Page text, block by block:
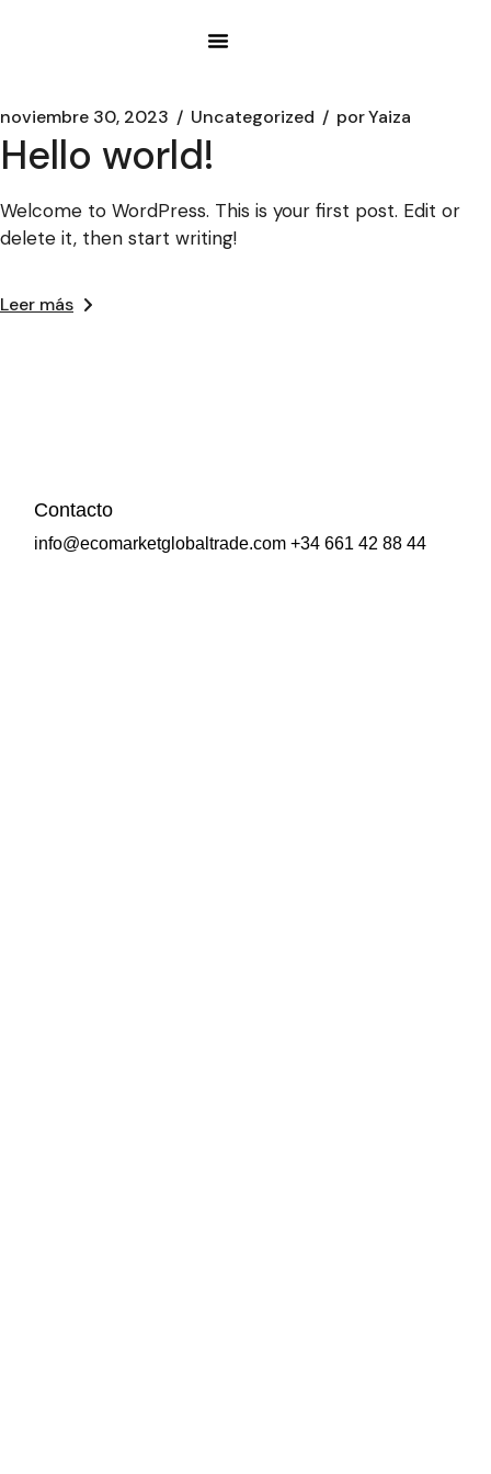
noviembre 30, 2023 Uncategorized porYaiza
Hello world!
Welcome to WordPress. This is your first post. Edit or
delete it, then start writing!
Leer más
Contacto
info@ecomarketglobaltrade.com +34 661 42 88 44